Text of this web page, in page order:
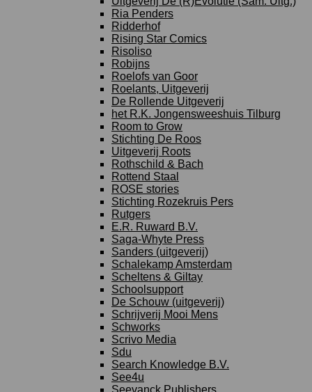
Ria Penders
Ridderhof
Rising Star Comics
Risoliso
Robijns
Roelofs van Goor
Roelants, Uitgeverij
De Rollende Uitgeverij
het R.K. Jongensweeshuis Tilburg
Room to Grow
Stichting De Roos
Uitgeverij Roots
Rothschild & Bach
Rottend Staal
ROSE stories
Stichting Rozekruis Pers
Rutgers
E.R. Ruward B.V.
Saga-Whyte Press
Sanders (uitgeverij)
Schalekamp Amsterdam
Scheltens & Giltay
Schoolsupport
De Schouw (uitgeverij)
Schrijverij Mooi Mens
Schworks
Scrivo Media
Sdu
Search Knowledge B.V.
See4u
Seevanck Publishers